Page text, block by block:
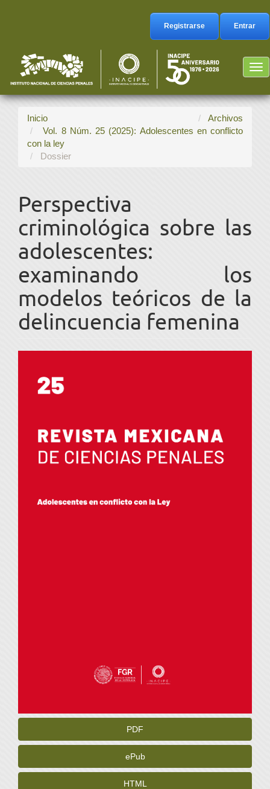
Barra
lateral
Registrarse Entrar
Inicio
Archivos
Vol. 8 Núm. 25 (2025): Adolescentes en conflicto
con la ley
Dossier
Perspectiva
criminológica sobre las
adolescentes:
examinando los
modelos teóricos de la
delincuencia femenina
lateral
del
PDF
ePub
HTML